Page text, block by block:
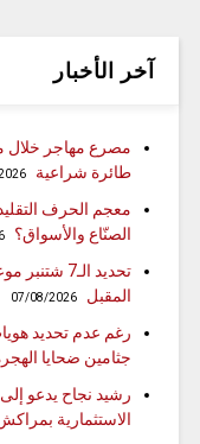
آخر الأخبار
مصرع مهاجر خلال
طائرة شراعية
الصنّاع والأسواق؟
تحديد الـ7
المقبل
07/08/2026
رغم عدم تحديد
جثامين ضحايا
رشيد نجاح يدعو إلى
الاستثمارية